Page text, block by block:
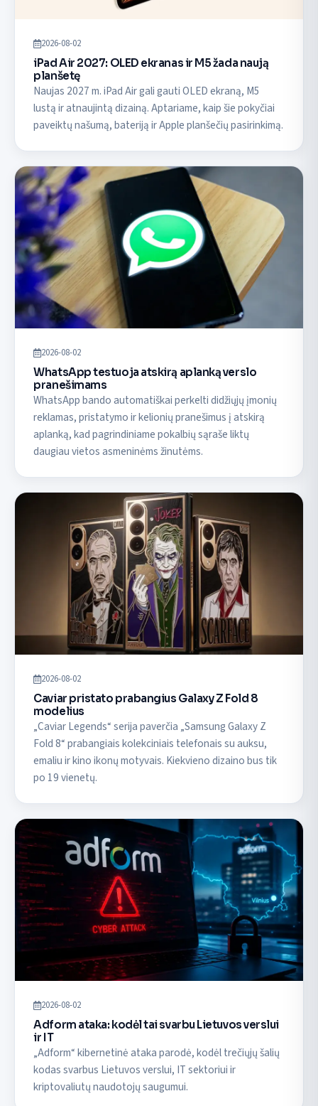
2026-08-02
iPad Air 2027: OLED ekranas ir M5 žada naują
planšetę
Naujas 2027 m. iPad Air gali gauti OLED ekraną, M5
lustą ir atnaujintą dizainą. Aptariame, kaip šie pokyčiai
paveiktų našumą, bateriją ir Apple planšečių pasirinkimą.
2026-08-02
WhatsApp testuoja atskirą aplanką verslo
pranešimams
WhatsApp bando automatiškai perkelti didžiųjų įmonių
reklamas, pristatymo ir kelionių pranešimus į atskirą
aplanką, kad pagrindiniame pokalbių sąraše liktų
daugiau vietos asmeninėms žinutėms.
2026-08-02
Caviar pristato prabangius Galaxy Z Fold 8
modelius
„Caviar Legends“ serija paverčia „Samsung Galaxy Z
Fold 8“ prabangiais kolekciniais telefonais su auksu,
emaliu ir kino ikonų motyvais. Kiekvieno dizaino bus tik
po 19 vienetų.
2026-08-02
Adform ataka: kodėl tai svarbu Lietuvos verslui
ir IT
„Adform“ kibernetinė ataka parodė, kodėl trečiųjų šalių
kodas svarbus Lietuvos verslui, IT sektoriui ir
kriptovaliutų naudotojų saugumui.